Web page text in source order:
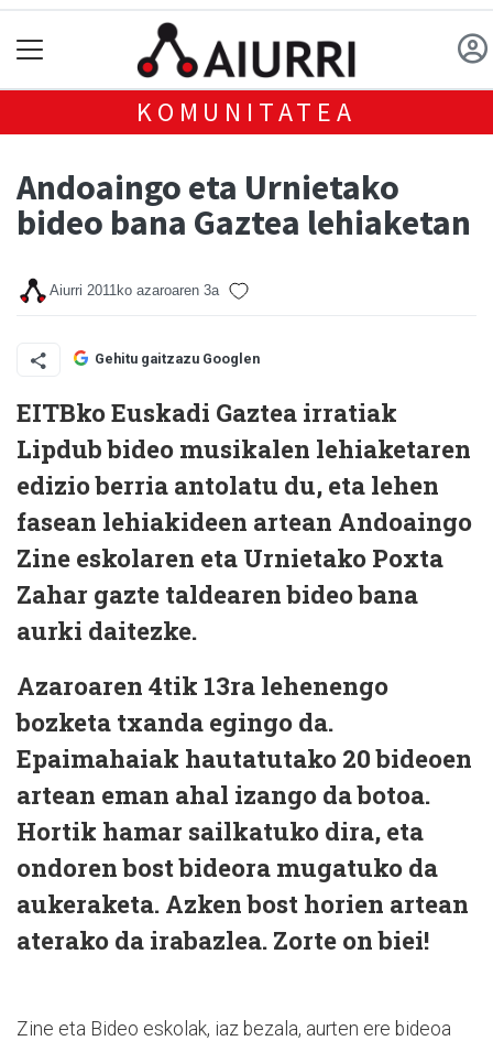
KOMUNITATEA
Andoaingo eta Urnietako
bideo bana Gaztea lehiaketan
Aiurri 2011ko azaroaren 3a
Gehitu gaitzazu Googlen
EITBko Euskadi Gaztea irratiak
Lipdub bideo musikalen lehiaketaren
edizio berria antolatu du, eta lehen
fasean lehiakideen artean Andoaingo
Zine eskolaren eta Urnietako Poxta
Zahar gazte taldearen bideo bana
aurki daitezke.
Azaroaren 4tik 13ra lehenengo
bozketa txanda egingo da.
Epaimahaiak hautatutako 20 bideoen
artean eman ahal izango da botoa.
Hortik hamar sailkatuko dira, eta
ondoren bost bideora mugatuko da
aukeraketa. Azken bost horien artean
aterako da irabazlea. Zorte on biei!
Zine eta Bideo eskolak, iaz bezala, aurten ere bideoa